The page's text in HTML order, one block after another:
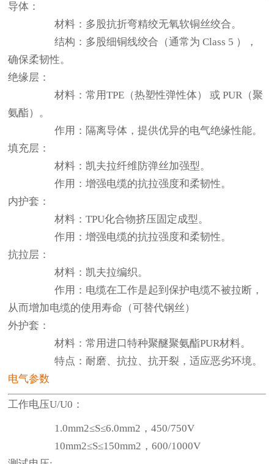
导体：
材料： 多股抗折弯精绞无氧软铜丝绞合。
结构：多股细铜线绞合（通常为 Class 5 ），
确保柔韧性。
绝缘层：
材料：常用TPE（热塑性弹性体） 或 PUR（聚
氨酯）。
作用：隔离导体，提供优异的电气绝缘性能。
填充层：
材料： 凯夫拉纤维防弹丝加强型。
作用：增强电缆的抗拉强度和柔韧性。
内护套：
材料：TPU化合物挤压固定成型。
作用：增强电缆的抗拉强度和柔韧性。
抗拉层：
材料：凯夫拉编织。
作用：电缆在工作是起到保护电缆不被拉断，
从而增加电缆的使用寿命（可替代钢丝）
外护套：
材料：常用进口特种聚醚聚氨酯PUR材料。
特点：耐磨、抗拉、抗开裂，适应恶劣环境。
电气参数
工作电压U/U0：
1.0mm2≤S≤6.0mm2，450/750V
10mm2≤S≤150mm2，600/1000V